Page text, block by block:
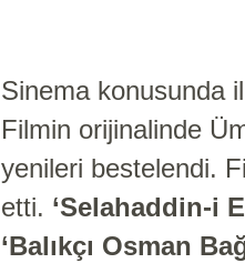
Sinema konusunda
Filmin orijinalinde
yenileri bestelendi.
etti. ‘Selahaddin-i
‘Balıkçı Osman